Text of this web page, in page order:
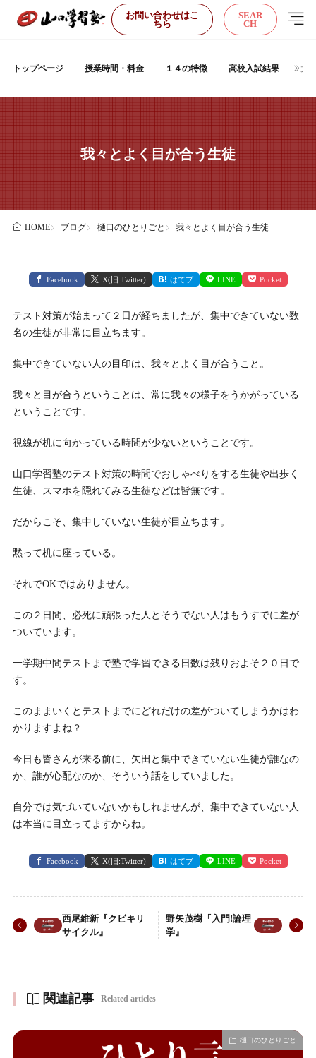
お問い合わせはこ
ちら
SEAR
CH
トップページ 授業時間・料金 １４の特徴 高校入試結果 大
我々とよく目が合う生徒
HOME ブログ 樋口のひとりごと 我々とよく目が合う生徒
Facebook X(旧:Twitter) はてブ LINE Pocket
テスト対策が始まって２日が経ちましたが、集中できていない数
名の生徒が非常に目立ちます。
集中できていない人の目印は、我々とよく目が合うこと。
我々と目が合うということは、常に我々の様子をうかがっている
ということです。
視線が机に向かっている時間が少ないということです。
山口学習塾のテスト対策の時間でおしゃべりをする生徒や出歩く
生徒、スマホを隠れてみる生徒などは皆無です。
だからこそ、集中していない生徒が目立ちます。
黙って机に座っている。
それでOKではありません。
この２日間、必死に頑張った人とそうでない人はもうすでに差が
ついています。
一学期中間テストまで塾で学習できる日数は残りおよそ２０日で
す。
このままいくとテストまでにどれだけの差がついてしまうかはわ
かりますよね？
今日も皆さんが来る前に、矢田と集中できていない生徒が誰なの
か、誰が心配なのか、そういう話をしていました。
自分では気づいていないかもしれませんが、集中できていない人
は本当に目立ってますからね。
Facebook X(旧:Twitter) はてブ LINE Pocket
西尾維新『クビキリ
サイクル』
野矢茂樹『入門!論理
学』
関連記事 Related articles
樋口のひとりごと